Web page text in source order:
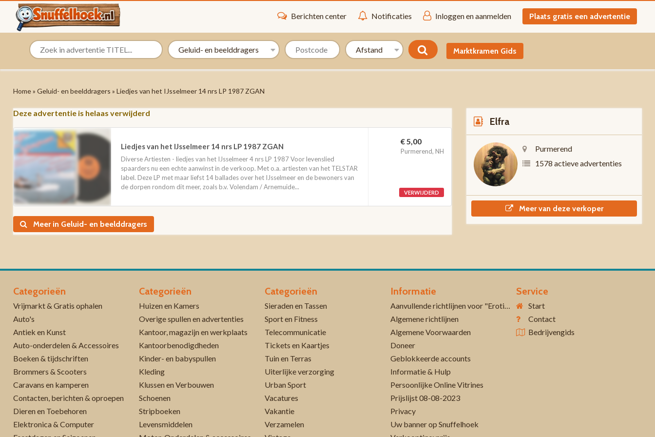
Berichten center Notificaties Inloggen en aanmelden Plaats gratis een advertentie
Marktkramen Gids
Home» Geluid- en beelddragers » Liedjes van het IJsselmeer 14 nrs LP 1987 ZGAN
Deze advertentie is helaas verwijderd
Liedjes van het IJsselmeer 14 nrs LP 1987 ZGAN
Diverse Artiesten - liedjes van het IJsselmeer 4 nrs LP 1987 Voor levenslied
spaarders nu een echte aanwinst in de verkoop. Met o.a. artiesten van het TELSTAR
label. Deze LP met maar liefst 14 ballades over het IJsselmeer en de bewoners van
de dorpen rondom dit meer, zoals b.v. Volendam / Arnemuide...
€ 5,00
Purmerend, NH
VERWIJDERD
Meer in Geluid- en beelddragers
Elfra
Purmerend
1578 actieve advertenties
Meer van deze verkoper
Categorieën
Vrijmarkt & Gratis ophalen
Auto's
Antiek en Kunst
Auto-onderdelen & Accessoires
Boeken & tijdschriften
Brommers & Scooters
Caravans en kamperen
Contacten, berichten & oproepen
Dieren en Toebehoren
Elektronica & Computer
Categorieën
Huizen en Kamers
Overige spullen en advertenties
Kantoor, magazijn en werkplaats
Kantoorbenodigdheden
Kinder- en babyspullen
Kleding
Klussen en Verbouwen
Schoenen
Stripboeken
Levensmiddelen
Categorieën
Sieraden en Tassen
Sport en Fitness
Telecommunicatie
Tickets en Kaartjes
Tuin en Terras
Uiterlijke verzorging
Urban Sport
Vacatures
Vakantie
Verzamelen
Informatie
Aanvullende richtlijnen voor "Erotiek 18+"
Algemene richtlijnen
Algemene Voorwaarden
Doneer
Geblokkeerde accounts
Informatie & Hulp
Persoonlijke Online Vitrines
Prijslijst 08-08-2023
Privacy
Uw banner op Snuffelhoek
Service
Start
Contact
Bedrijvengids